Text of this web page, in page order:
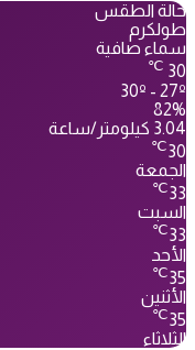
حالة الطقس
طولكرم
سماء صافية
30
℃
30º - 27º
82%
3.04 كيلومتر/ساعة
30
℃
الجمعة
33
℃
السبت
33
℃
الأحد
35
℃
الأثنين
35
℃
الثلاثاء